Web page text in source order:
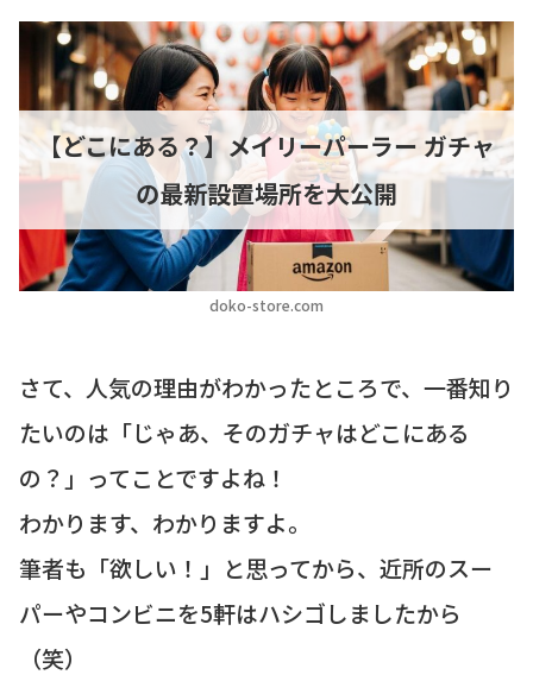
doko-store.com
【どこにある？】メイリーパーラー ガチャ
の最新設置場所を大公開
さて、人気の理由がわかったところで、一番知り
たいのは「じゃあ、そのガチャはどこにある
の？」ってことですよね！
わかります、わかりますよ。
筆者も「欲しい！」と思ってから、近所のスー
パーやコンビニを5軒はハシゴしましたから
（笑）